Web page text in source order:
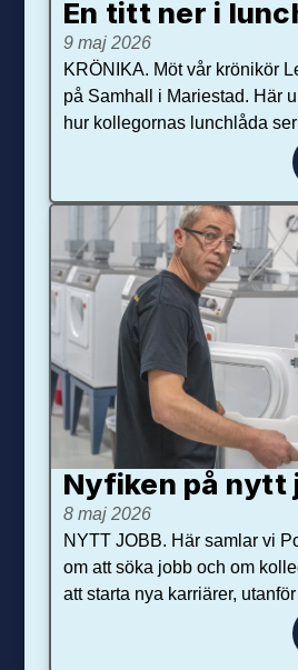
En titt ner i
9 maj 2026
KRÖNIKA. Möt vår krönikör
på Samhall i Mariestad. Här
hur kollegornas lunchlåda
Nyfiken på nytt
8 maj 2026
NYTT JOBB. Här samlar vi
om att söka jobb och om
att starta nya karriärer,